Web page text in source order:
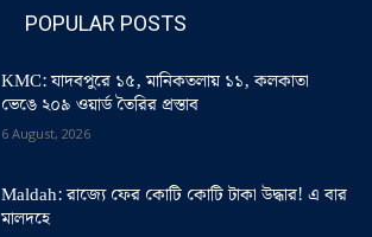
POPULAR POSTS
KMC: যাদবপুরে ১৫, মানিকতলায় ১১, কলকাতা
ভেঙে ২০৯ ওয়ার্ড তৈরির প্রস্তাব
6 August, 2026
Maldah: রাজ্যে ফের কোটি কোটি টাকা উদ্ধার! এ বার
মালদহে